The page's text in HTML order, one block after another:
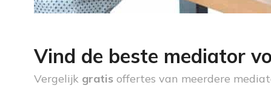
Vind de beste mediator
Vergelijk gratis offertes van meerdere